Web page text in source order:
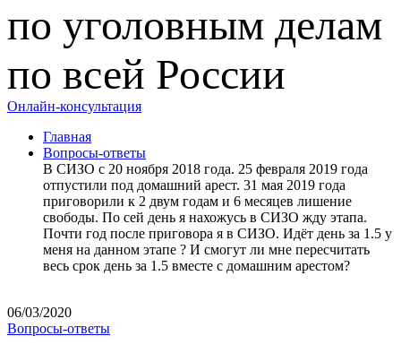
по уголовным делам
по всей России
Онлайн-консультация
Главная
Вопросы-ответы
В СИЗО с 20 ноября 2018 года. 25 февраля 2019 года
отпустили под домашний арест. 31 мая 2019 года
приговорили к 2 двум годам и 6 месяцев лишение
свободы. По сей день я нахожусь в СИЗО жду этапа.
Почти год после приговора я в СИЗО. Идёт день за 1.5 у
меня на данном этапе ? И смогут ли мне пересчитать
весь срок день за 1.5 вместе с домашним арестом?
06/03/2020
Вопросы-ответы